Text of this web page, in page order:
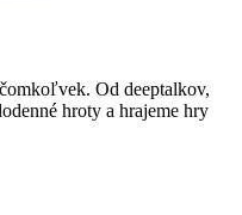
Od deeptalkov,
hroty a hrajeme hry